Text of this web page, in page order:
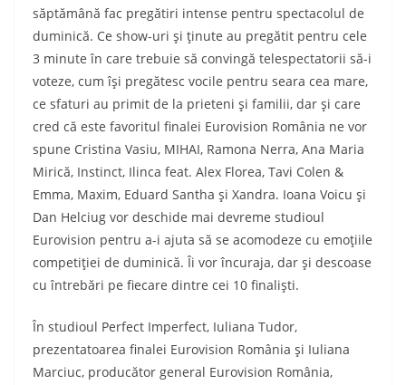
săptămână fac pregătiri intense pentru spectacolul de
duminică. Ce show-uri şi ţinute au pregătit pentru cele
3 minute în care trebuie să convingă telespectatorii să-i
voteze, cum îşi pregătesc vocile pentru seara cea mare,
ce sfaturi au primit de la prieteni şi familii, dar şi care
cred că este favoritul finalei Eurovision România ne vor
spune Cristina Vasiu, MIHAI, Ramona Nerra, Ana Maria
Mirică, Instinct, Ilinca feat. Alex Florea, Tavi Colen &
Emma, Maxim, Eduard Santha şi Xandra. Ioana Voicu şi
Dan Helciug vor deschide mai devreme studioul
Eurovision pentru a-i ajuta să se acomodeze cu emoţiile
competiţiei de duminică. Îi vor încuraja, dar şi descoase
cu întrebări pe fiecare dintre cei 10 finalişti.
În studioul Perfect Imperfect, Iuliana Tudor,
prezentatoarea finalei Eurovision România şi Iuliana
Marciuc, producător general Eurovision România,